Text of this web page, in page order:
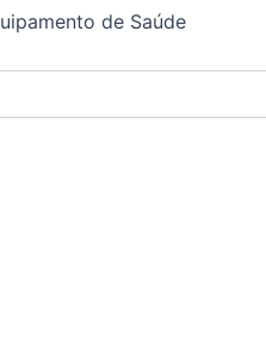
de Saúde